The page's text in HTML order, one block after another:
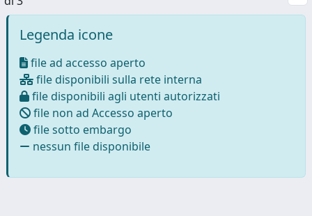
Legenda icone
file ad accesso aperto
file disponibili sulla rete interna
file disponibili agli utenti autorizzati
file non ad Accesso aperto
file sotto embargo
nessun file disponibile